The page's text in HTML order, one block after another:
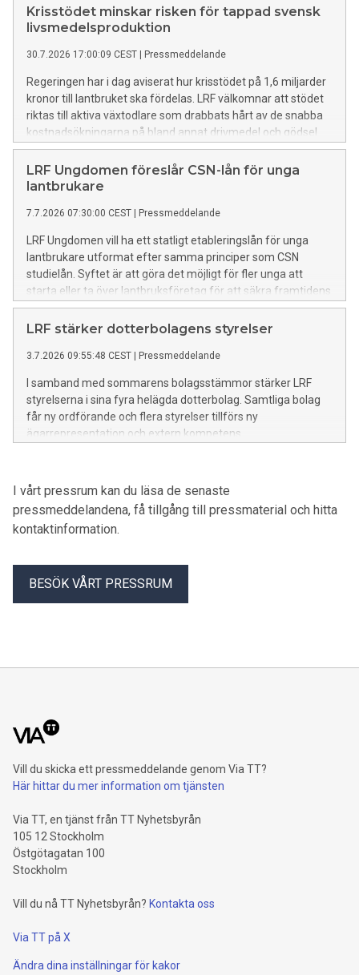
och stärka det svenska smittskyddet.
Krisstödet minskar risken för tappad svensk
livsmedelsproduktion
30.7.2026 17:00:09 CEST Pressmeddelande
Regeringen har i dag aviserat hur krisstödet på 1,6 miljarder
kronor till lantbruket ska fördelas. LRF välkomnar att stödet
riktas till aktiva växtodlare som drabbats hårt av de snabba
kostnadsökningarna på bland annat drivmedel och gödsel
med anledning av konflikten i Mellanöstern och stängningar
av Hormuzsundet. Beskedet är viktigt för att lindra den
akuta situationen och minska risken för långsiktiga
LRF Ungdomen föreslår CSN-lån för unga
lantbrukare
7.7.2026 07:30:00 CEST Pressmeddelande
LRF Ungdomen vill ha ett statligt etableringslån för unga
lantbrukare utformat efter samma principer som CSN
studielån. Syftet är att göra det möjligt för fler unga att
starta eller ta över lantbruksföretag för att säkra framtidens
livsmedelsproduktion och stärka Sveriges beredskap.
LRF stärker dotterbolagens styrelser
3.7.2026 09:55:48 CEST Pressmeddelande
I samband med sommarens bolagsstämmor stärker LRF
styrelserna i sina fyra helägda dotterbolag. Samtliga bolag
får ny ordförande och flera styrelser tillförs ny
ägarrepresentation och extern kompetens.
I vårt pressrum kan du läsa de senaste
pressmeddelandena, få tillgång till pressmaterial och hitta
kontaktinformation.
BESÖK VÅRT PRESSRUM
Vill du skicka ett pressmeddelande genom Via TT?
Här hittar du mer information om tjänsten
Via TT, en tjänst från TT Nyhetsbyrån
105 12 Stockholm
Östgötagatan 100
Stockholm
Vill du nå TT Nyhetsbyrån? Kontakta oss
Via TT på X
Ändra dina inställningar för kakor